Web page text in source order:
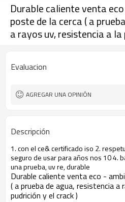
Durable caliente venta
poste de la cerca ( a
a rayos uv, resistencia a
Evaluacion
AGREGAR UNA OPINIÓN
Descripción
1. con el ce& certificado iso 2.
seguro de usar para años nos 10 4.
una prueba, uv re, durable
Durable caliente venta eco -
( a prueba de agua, resistencia a
pudrición y el crack )